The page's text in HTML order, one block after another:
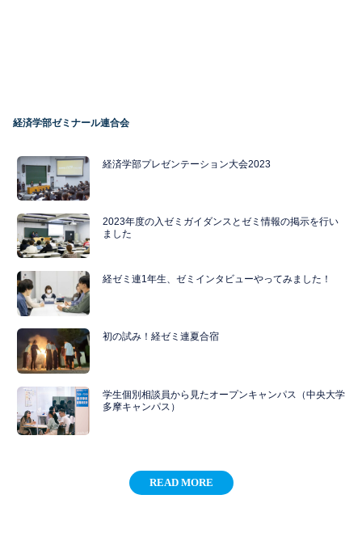
経済学部ゼミナール連合会
経済学部プレゼンテーション大会2023
2023年度の入ゼミガイダンスとゼミ情報の掲示を行い
ました
経ゼミ連1年生、ゼミインタビューやってみました！
初の試み！経ゼミ連夏合宿
学生個別相談員から見たオープンキャンパス（中央大学
多摩キャンパス）
READ MORE